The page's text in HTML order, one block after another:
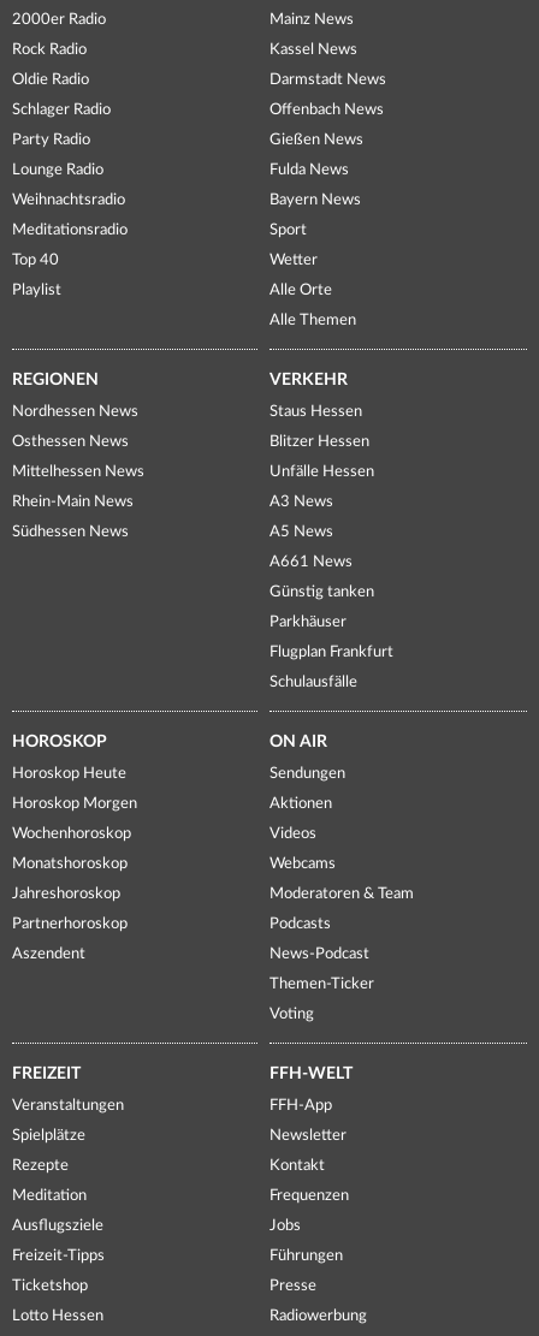
2000er Radio
Rock Radio
Oldie Radio
Schlager Radio
Party Radio
Lounge Radio
Weihnachtsradio
Meditationsradio
Top 40
Playlist
Mainz News
Kassel News
Darmstadt News
Offenbach News
Gießen News
Fulda News
Bayern News
Sport
Wetter
Alle Orte
Alle Themen
REGIONEN
Nordhessen News
Osthessen News
Mittelhessen News
Rhein-Main News
Südhessen News
VERKEHR
Staus Hessen
Blitzer Hessen
Unfälle Hessen
A3 News
A5 News
A661 News
Günstig tanken
Parkhäuser
Flugplan Frankfurt
Schulausfälle
HOROSKOP
Horoskop Heute
Horoskop Morgen
Wochenhoroskop
Monatshoroskop
Jahreshoroskop
Partnerhoroskop
Aszendent
ON AIR
Sendungen
Aktionen
Videos
Webcams
Moderatoren & Team
Podcasts
News-Podcast
Themen-Ticker
Voting
FREIZEIT
Veranstaltungen
Spielplätze
Rezepte
Meditation
Ausflugsziele
Freizeit-Tipps
Ticketshop
Lotto Hessen
FFH-WELT
FFH-App
Newsletter
Kontakt
Frequenzen
Jobs
Führungen
Presse
Radiowerbung